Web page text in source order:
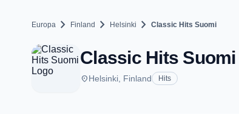
Europa chevron_right Finland chevron_right Helsinki chevron_right Classic Hits Suomi
Classic Hits
placeHelsinki, Finland Hits